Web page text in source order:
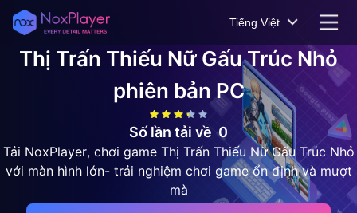
Tiếng Việt
Thị Trấn Thiếu Nữ Gấu Trúc Nhỏ
phiên bản PC
Số lần tải về 0
Tải NoxPlayer, chơi game Thị Trấn Thiếu Nữ Gấu Trúc Nhỏ
với màn hình lớn- trải nghiệm chơi game ổn định và mượt
mà